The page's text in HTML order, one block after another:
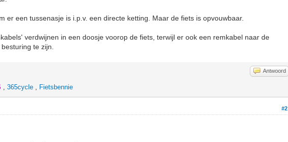
er een tussenasje is i.p.v. een directe ketting. Maar de fiets is opvouwbaar.
verdwijnen in een doosje voorop de fiets, terwijl er ook een remkabel naar de
te zijn.
Antwoord
,365cycle , Fietsbennie
#2